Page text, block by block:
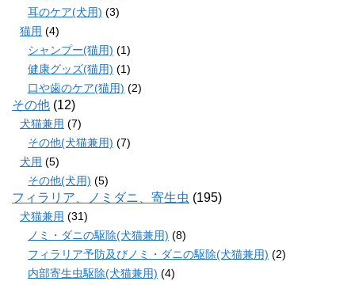
耳のケア(犬用) (3)
猫用 (4)
シャンプー(猫用) (1)
健康グッズ(猫用) (1)
口や歯のケア(猫用) (2)
その他 (12)
犬猫兼用 (7)
その他(犬猫兼用) (7)
犬用 (5)
その他(犬用) (5)
フィラリア、ノミダニ、寄生虫 (195)
犬猫兼用 (31)
ノミ・ダニの駆除(犬猫兼用) (8)
フィラリア予防及びノミ・ダニの駆除(犬猫兼用) (2)
内部寄生虫駆除(犬猫兼用) (4)